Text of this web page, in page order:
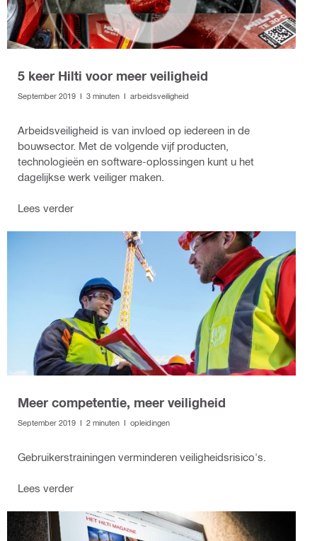
5 keer Hilti voor meer veiligheid
September 2019 I 3 minuten I arbeidsveiligheid
Arbeidsveiligheid is van invloed op iedereen in de
bouwsector. Met de volgende vijf producten,
technologieën en software-oplossingen kunt u het
dagelijkse werk veiliger maken.
Lees verder
Meer competentie, meer veiligheid
September 2019 I 2 minuten I opleidingen
Gebruikerstrainingen verminderen veiligheidsrisico's.
Lees verder